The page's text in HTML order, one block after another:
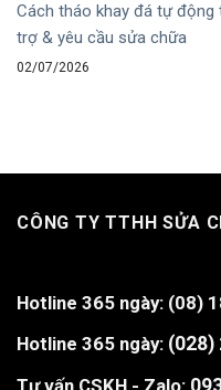
Cách tháo khay đá tự động
trợ & yêu cầu sửa chữa
02/07/2026
CÔNG TY TTHH SỬA
Hotline 365 ngày: (08)
Hotline 365 ngày: (028)